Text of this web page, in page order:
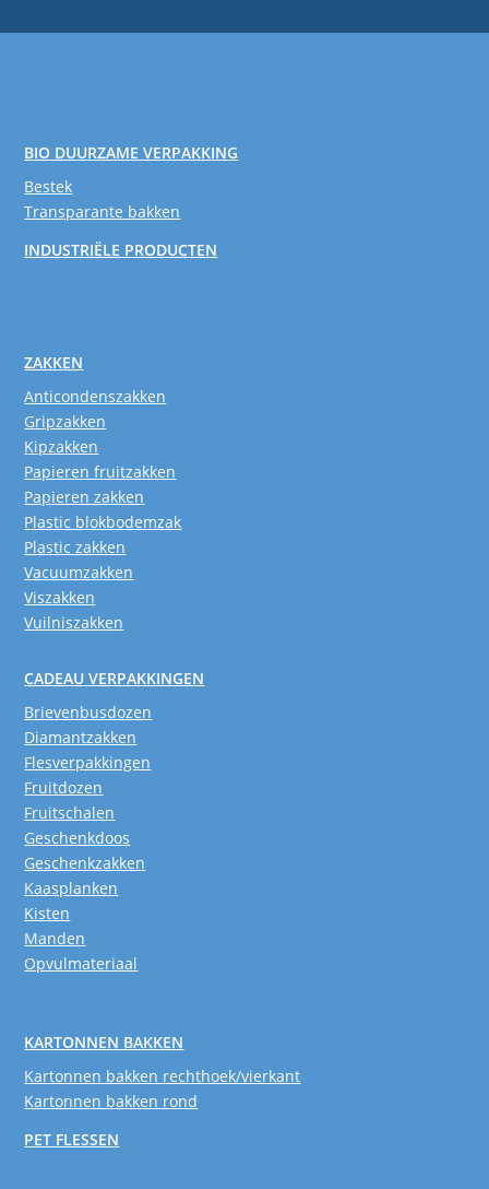
BIO DUURZAME VERPAKKING
Bestek
Transparante bakken
INDUSTRIËLE PRODUCTEN
ZAKKEN
Anticondenszakken
Gripzakken
Kipzakken
Papieren fruitzakken
Papieren zakken
Plastic blokbodemzak
Plastic zakken
Vacuumzakken
Viszakken
Vuilniszakken
CADEAU VERPAKKINGEN
Brievenbusdozen
Diamantzakken
Flesverpakkingen
Fruitdozen
Fruitschalen
Geschenkdoos
Geschenkzakken
Kaasplanken
Kisten
Manden
Opvulmateriaal
KARTONNEN BAKKEN
Kartonnen bakken rechthoek/vierkant
Kartonnen bakken rond
PET FLESSEN